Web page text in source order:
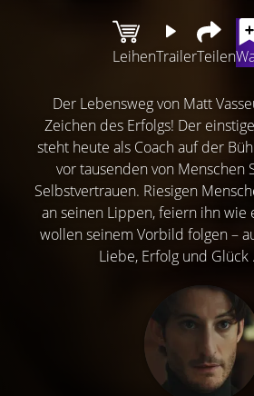
LeihenTrailerTeilen
Der Lebensweg von Matt
Zeichen des Erfolgs! Der
steht heute als Coach auf der
vor tausenden von Menschen
Selbstvertrauen. Riesigen
an seinen Lippen, feiern ihn wie
wollen seinem Vorbild folgen –
Liebe, Erfolg und Glück